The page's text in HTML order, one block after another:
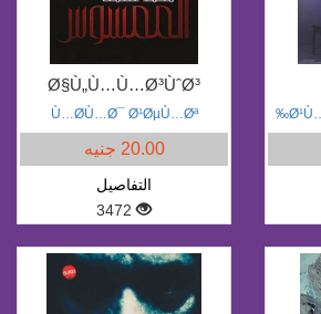
Ø§Ù„Ù…Ù…Ø³ÙˆØ³
Ù…Ø­Ù…Ø¯ Ø¹ØµÙ…Øª
20.00 جنيه
التفاصيل
3472